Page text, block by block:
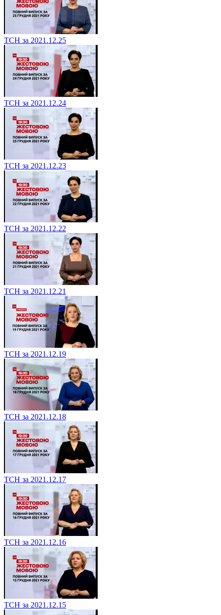
ТСН за 2021.12.25
ТСН за 2021.12.24
ТСН за 2021.12.23
ТСН за 2021.12.22
ТСН за 2021.12.21
ТСН за 2021.12.19
ТСН за 2021.12.18
ТСН за 2021.12.17
ТСН за 2021.12.16
ТСН за 2021.12.15